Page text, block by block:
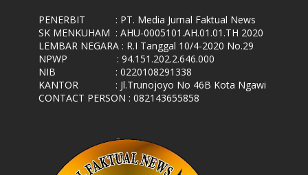
PENERBIT
: PT. Media Jurnal Faktual News
SK MENKUHAM : AHU-0005101.AH.01.01.TH 2020
LEMBAR NEGARA : R.I Tanggal 10/4-2020 No.29
NPWP
: 94.151.202.2.646.000
NIB
: 0220108291338
KANTOR
: Jl.Trunojoyo No 46B Kota Ngawi
CONTACT PERSON : 082143655858